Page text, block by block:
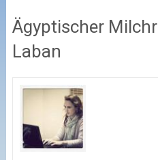
Ägyptischer
Laban